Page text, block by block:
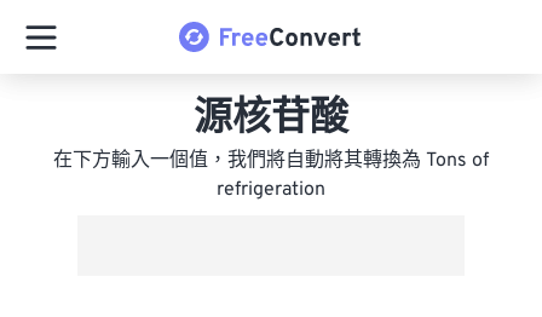
源核苷酸
在下方輸入一個值，我們將自動將其轉換為 Tons of
refrigeration